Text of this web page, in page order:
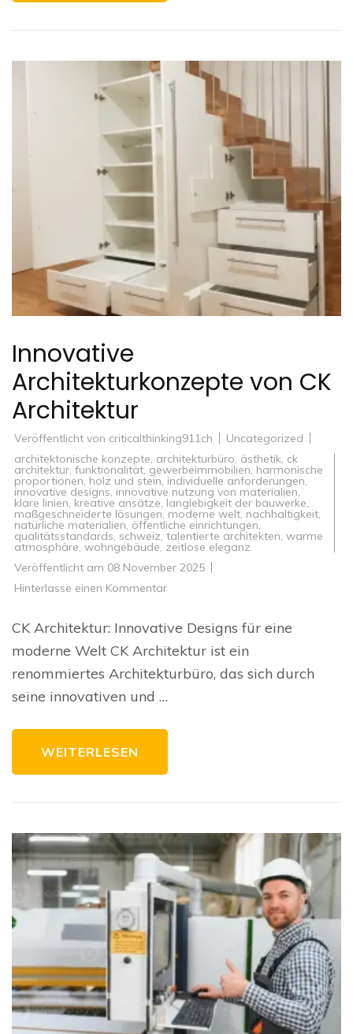
Innovative
Architekturkonzepte von CK
Architektur
Veröffentlicht von criticalthinking911ch
Uncategorized
architektonische konzepte architekturbüro ästhetik ck
architektur funktionalität gewerbeimmobilien harmonische
proportionen holz und stein individuelle anforderungen
innovative designs innovative nutzung von materialien
klare linien kreative ansätze langlebigkeit der bauwerke
maßgeschneiderte lösungen moderne welt nachhaltigkeit
natürliche materialien öffentliche einrichtungen
qualitätsstandards schweiz talentierte architekten warme
atmosphäre wohngebäude zeitlose eleganz
Veröffentlicht am 08 November 2025
Hinterlasse einen Kommentarzu
CK
CK Architektur: Innovative Designs für eine
moderne Welt CK Architektur ist ein
renommiertes Architekturbüro, das sich durch
seine innovativen und …
WEITERLESEN